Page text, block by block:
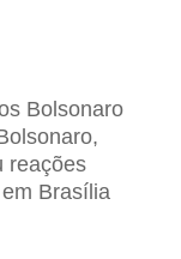
Bolsonaro
reações
Brasília